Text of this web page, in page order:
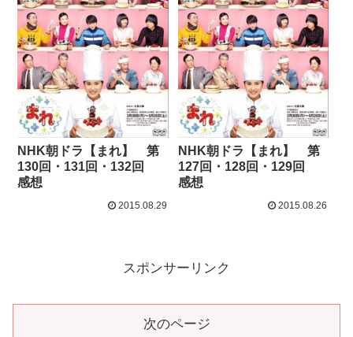
NHK朝ドラ【まれ】 第
130回・131回・132回
感想
2015.08.29
NHK朝ドラ【まれ】 第
127回・128回・129回
感想
2015.08.26
スポンサーリンク
次のページ